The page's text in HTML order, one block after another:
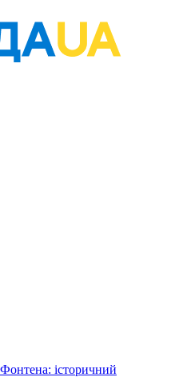
Фонтена: історичний